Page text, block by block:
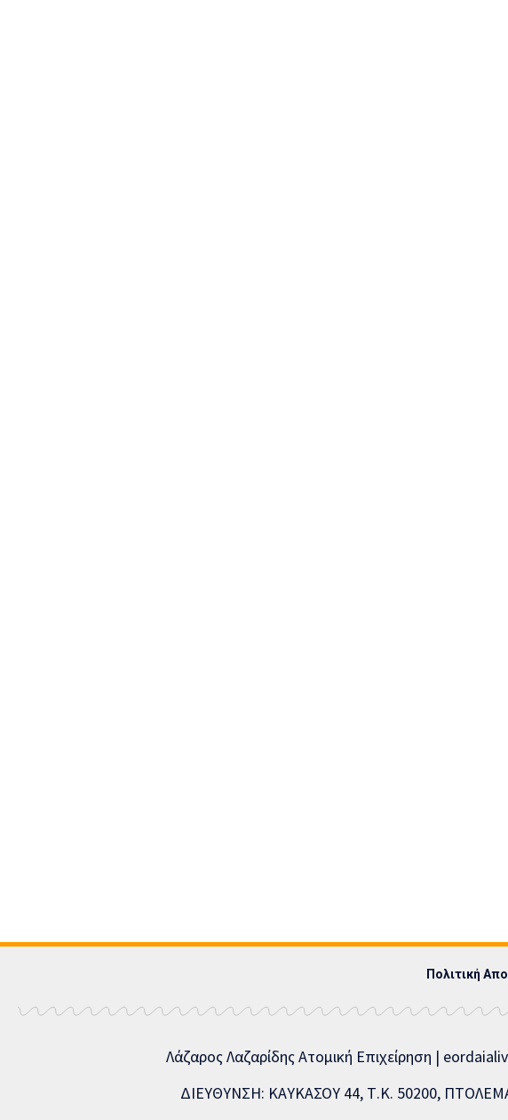
Πολιτική
Λάζαρος Λαζαρίδης Ατομική Επιχείρηση |
ΔΙΕΥΘΥΝΣΗ: ΚΑΥΚΑΣΟΥ 44, Τ.Κ. 50200,